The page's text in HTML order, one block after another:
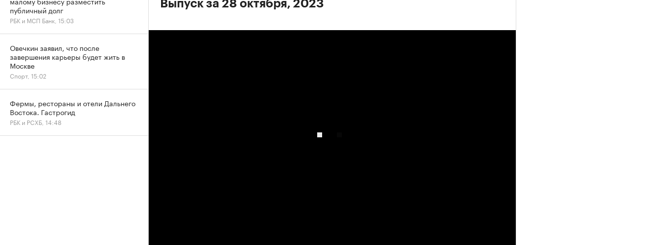
Выпуск за 28 октября, 2023
публичный долг
РБК и МСП Банк, 15:03
Овечкин заявил, что после
завершения карьеры будет жить в
Москве
Спорт, 15:02
Фермы, рестораны и отели Дальнего
Востока. Гастрогид
РБК и РСХБ, 14:48